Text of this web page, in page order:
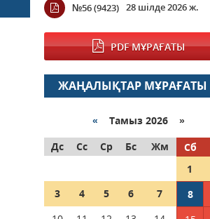
№56 (9423) 28 шілде 2026 ж.
PDF МҰРАҒАТЫ
ЖАҢАЛЫҚТАР МҰРАҒАТЫ
« Тамыз 2026 »
Дс
Сс Ср Бс Жм Сб
1
3
4 5 6 7 8